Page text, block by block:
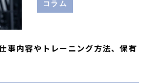
コラム
事内容やトレーニング方法、保有